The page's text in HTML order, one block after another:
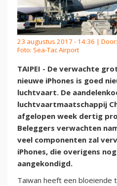
23 augustus 2017 - 14:36 | Door:
Foto: Sea-Tac Airport
TAIPEI - De verwachte
nieuwe iPhones is goed
luchtvaart. De
luchtvaartmaatschappij
afgelopen week dertig
Beleggers verwachten
veel componenten zal
iPhones, die overigens
aangekondigd.
Taiwan heeft een bloeiende